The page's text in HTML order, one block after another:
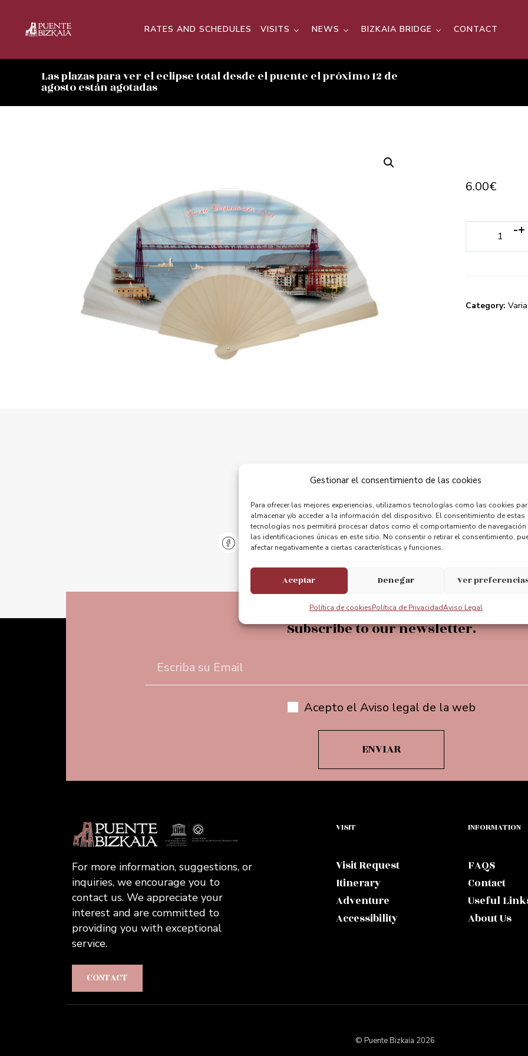
Gestionar el consentimiento de las cookies
Para ofrecer las mejores experiencias, utilizamos tecnologías como las cookies
almacenar y/o acceder a la información del dispositivo. El consentimiento de estas
tecnologías nos permitirá procesar datos como el comportamiento de navegación
las identificaciones únicas en este sitio. No consentir o retirar el consentimiento,
afectar negativamente a ciertas características y funciones.
Aceptar Denegar Ver
Política de cookiesPolítica de PrivacidadAviso Legal
RATES AND SCHEDULES VISITS NEWS BIZKAIA BRIDGE CONTACT
Las plazas para ver el eclipse total desde el puente el próximo 12 de
agosto están agotadas
6.00€
-+
Category:
Stay connected.
We appreciate your
@puentebizkaia @puente_bizkaia
Subscribe to our newsletter.
Acepto el Aviso legal de la web
For more information, suggestions, or
inquiries, we encourage you to
contact us. We appreciate your
interest and are committed to
providing you with exceptional
service.
CONTACT
VISIT
Visit Request
Itinerary
Adventure
Accessibility
INFORMATION
FAQS
Contact
Useful
About Us
© Puente Bizkaia 2026